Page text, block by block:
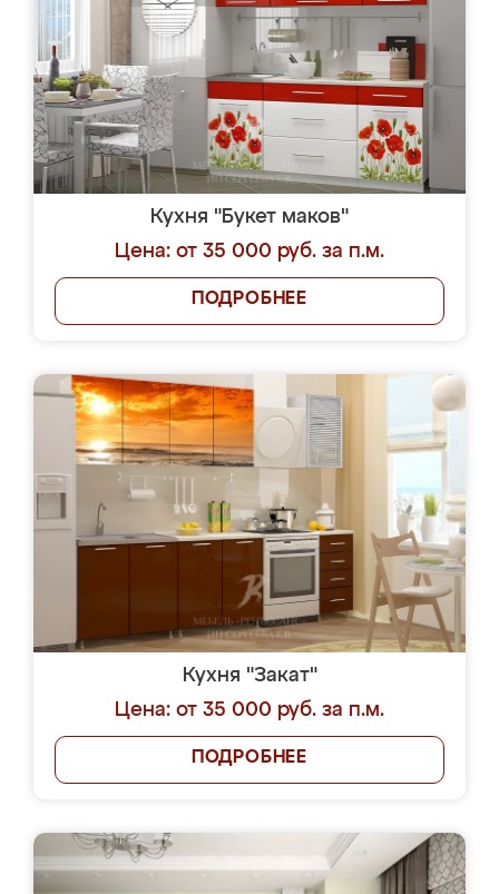
Кухня "Букет маков"
Цена: от 35 000 руб. за п.м.
ПОДРОБНЕЕ
Кухня "Закат"
Цена: от 35 000 руб. за п.м.
ПОДРОБНЕЕ